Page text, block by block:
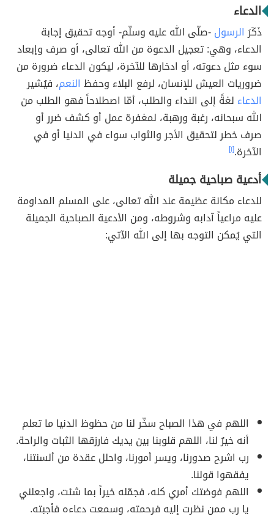
الدعاء
ذَكَرَالرسول-صلّى الله عليه وسلّم- أوجه تحقيق إجابة
الدعاء، وهي: تعجيل الدعوة من الله تعالى، أو صرف وإبعاد
سوء مثل دعوته، أو ادخارها للآخرة، ليكون الدعاء ضرورة من
ضروريات العيش للإنسان، لرفع البلاء وحفظ النعم، فيُشير
الدعاء لغةً إلى النداء والطلب، أمّا اصطلاحاً فهو الطلب من
الله سبحانه، رغبة ورهبة، لمغفرة عمل أو كشف ضرر أو
صرف خطر لتحقيق الأجر والثواب سواء في الدنيا أو في
الآخرة.[١]
أدعية صباحية جميلة
للدعاء مكانة عظيمة عند الله تعالى، على المسلم المداومة
عليه مراعياً آدابه وشروطه، ومن الأدعية الصباحية الجميلة
التي يُمكن التوجه بها إلى الله الآتي:
اللهم في هذا الصباح سخّر لنا من حظوظ الدنيا ما تعلم
أنه خيرٌ لنا، اللهم قلوبنا بين يديك فارزقها الثبات والراحة.
رب اشرح صدورنا، ويسر أمورنا، واحلل عقدة من ألسنتنا،
يفقهوا قولنا.
اللهم فوضتك أمري كله، فجمّله خيراً بما شئت، واجعلني
يا رب ممن نظرت إليه فرحمته، وسمعت دعاءه فأجبته.